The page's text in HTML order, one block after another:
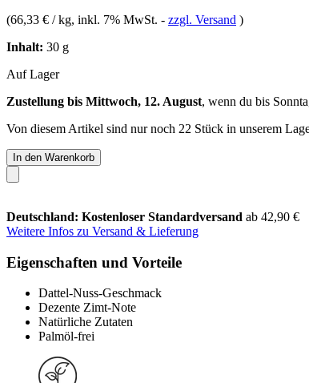
(66,33 € / kg, inkl. 7% MwSt. - zzgl. Versand )
Inhalt: 30 g
Auf Lager
Zustellung bis Mittwoch, 12. August, wenn du bis
Von diesem Artikel sind nur noch 22 Stück in unserem
In den Warenkorb
Deutschland: Kostenloser Standardversand ab 42,90 €
Weitere Infos zu Versand & Lieferung
Eigenschaften und Vorteile
Dattel-Nuss-Geschmack
Dezente Zimt-Note
Natürliche Zutaten
Palmöl-frei